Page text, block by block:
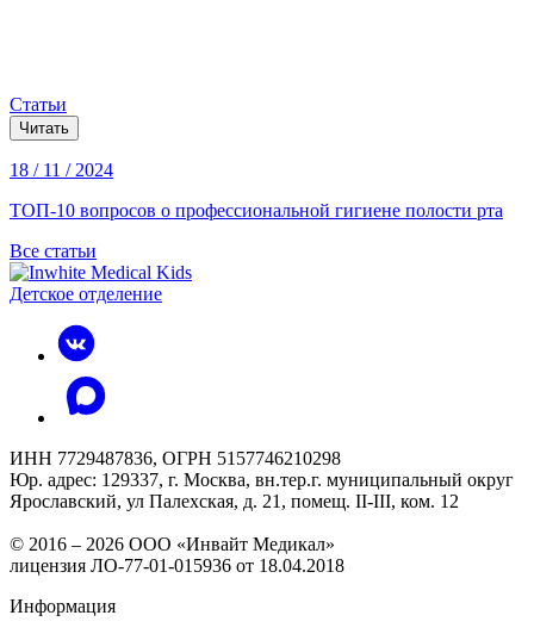
Статьи
Читать
18 / 11 / 2024
ТОП-10 вопросов о профессиональной гигиене полости рта
Все статьи
Детское отделение
ИНН 7729487836, ОГРН 5157746210298
Юр. адрес: 129337, г. Москва, вн.тер.г. муниципальный округ
Ярославский, ул Палехская, д. 21, помещ. II-III, ком. 12
© 2016 – 2026 ООО «Инвайт Медикал»
лицензия ЛО-77-01-015936 от 18.04.2018
Информация